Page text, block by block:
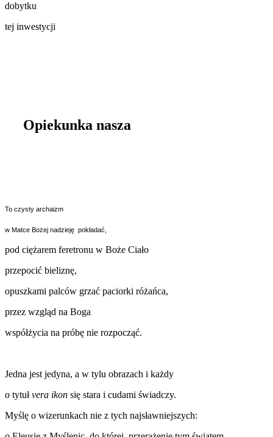
dobytku
tej inwestycji
Opiekunka nasza
To czysty archaizm
w Matce Bożej nadzieję pokładać,
pod ciężarem feretronu w Boże Ciało
przepocić bieliznę,
opuszkami palców grzać paciorki różańca,
przez wzgląd na Boga
współżycia na próbę nie rozpocząć.
Jedna jest jedyna, a w tylu obrazach i każdy
o tytułvera ikon się stara i cudami świadczy.
Myślę o wizerunkach nie z tych najsławniejszych: